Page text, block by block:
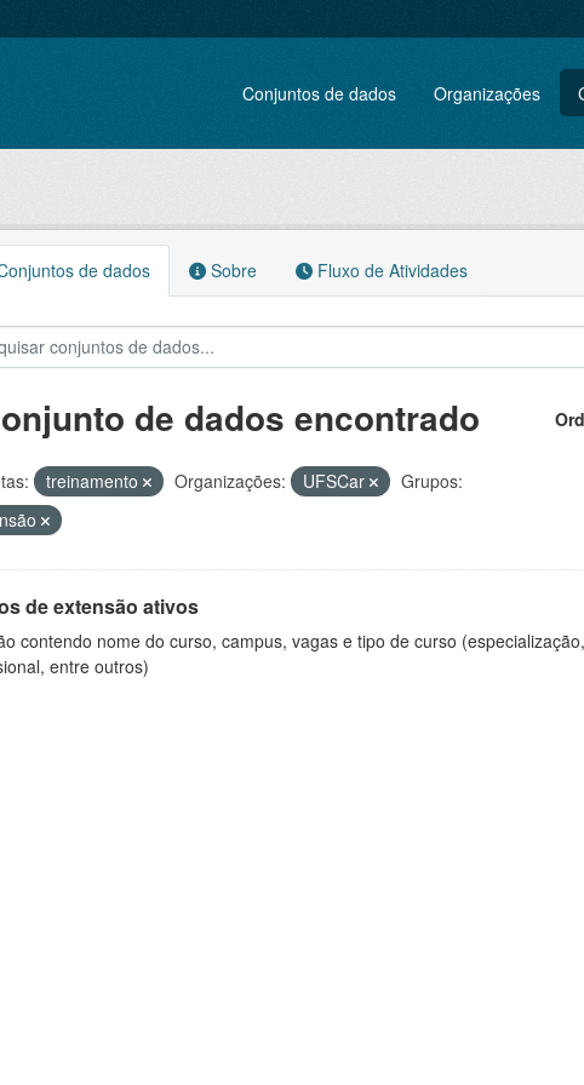
Conjuntos de dados Organizações
de dados Sobre Fluxo de Atividades
de dados encontrado
treinamento Organizações: UFSCar
Grupos:
de extensão ativos
contendo nome do curso, campus, vagas e tipo de curso
entre outros)